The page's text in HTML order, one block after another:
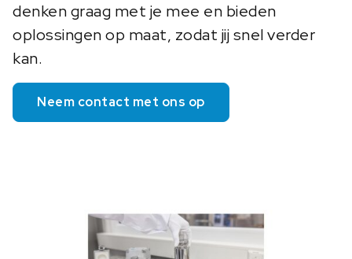
denken graag met je mee en bieden
oplossingen op maat, zodat jij snel verder
kan.
Neem contact met ons op